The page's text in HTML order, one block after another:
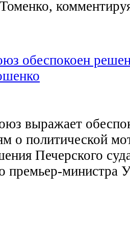
обеспокоен
выражает
о политической
Печерского
премьер-